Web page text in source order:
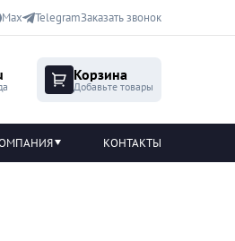
Max TelegramЗаказать звонок
Корзина
Добавьте товары
КОНТАКТЫ